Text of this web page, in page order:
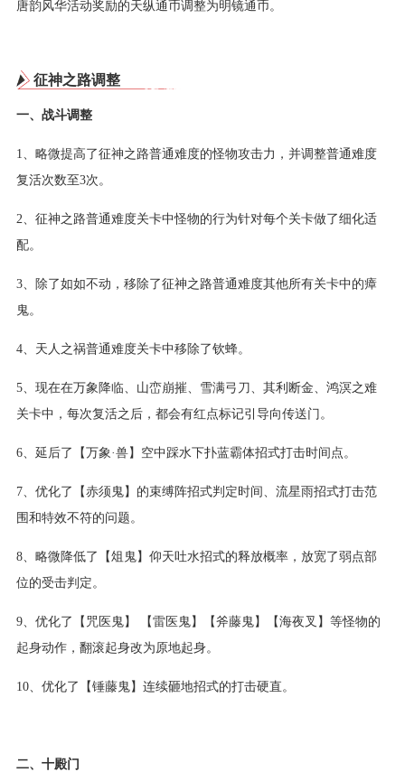
唐韵风华活动奖励的天纵通币调整为明镜通币。
征神之路调整
一、战斗调整
1、略微提高了征神之路普通难度的怪物攻击力，并调整普通难度
复活次数至3次。
2、征神之路普通难度关卡中怪物的行为针对每个关卡做了细化适
配。
3、除了如如不动，移除了征神之路普通难度其他所有关卡中的瘴
鬼。
4、天人之祸普通难度关卡中移除了钦蜂。
5、现在在万象降临、山峦崩摧、雪满弓刀、其利断金、鸿溟之难
关卡中，每次复活之后，都会有红点标记引导向传送门。
6、延后了【万象·兽】空中踩水下扑蓝霸体招式打击时间点。
7、优化了【赤须鬼】的束缚阵招式判定时间、流星雨招式打击范
围和特效不符的问题。
8、略微降低了【俎鬼】仰天吐水招式的释放概率，放宽了弱点部
位的受击判定。
9、优化了【咒医鬼】 【雷医鬼】【斧藤鬼】【海夜叉】等怪物的
起身动作，翻滚起身改为原地起身。
10、优化了【锤藤鬼】连续砸地招式的打击硬直。
二、十殿门